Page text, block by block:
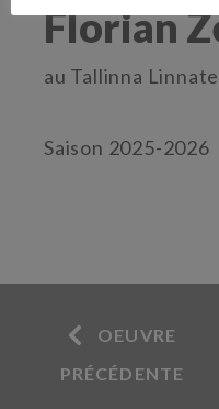
Florian
au Tallinna
Saison 2025-2026
OEUVRE
PRÉCÉDENTE